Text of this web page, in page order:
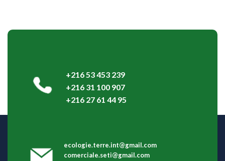
+216 53 453 239
+216 31 100 907
+216 27 61 44 95
ecologie.terre.int@gmail.com
comerciale.seti@gmail.com